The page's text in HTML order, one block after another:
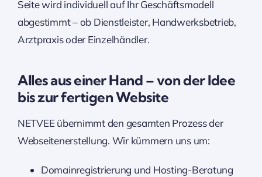
Seite wird individuell auf Ihr Geschäftsmodell
abgestimmt – ob Dienstleister, Handwerksbetrieb,
Arztpraxis oder Einzelhändler.
Alles aus einer Hand – von der Idee
bis zur fertigen Website
NETVEE übernimmt den gesamten Prozess der
Webseitenerstellung. Wir kümmern uns um:
Domainregistrierung und Hosting-Beratung